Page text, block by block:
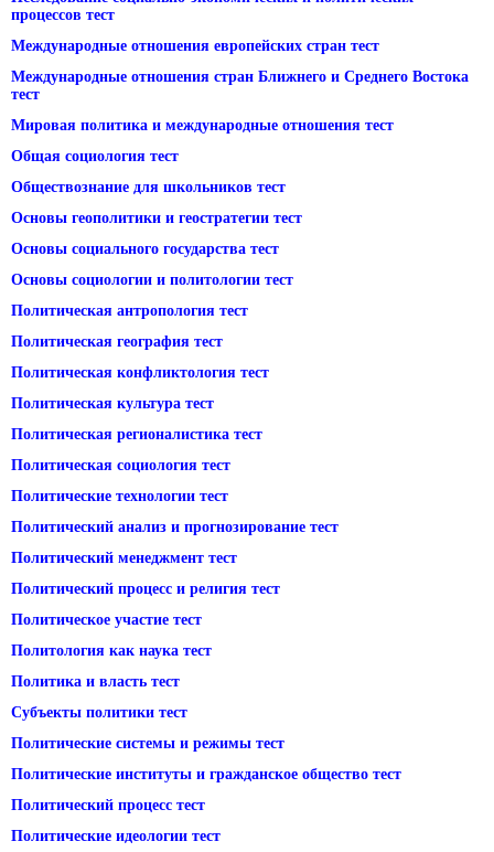
процессов тест
Международные отношения европейских стран тест
Международные отношения стран Ближнего и Среднего Востока
тест
Мировая политика и международные отношения тест
Общая социология тест
Обществознание для школьников тест
Основы геополитики и геостратегии тест
Основы социального государства тест
Основы социологии и политологии тест
Политическая антропология тест
Политическая география тест
Политическая конфликтология тест
Политическая культура тест
Политическая регионалистика тест
Политическая социология тест
Политические технологии тест
Политический анализ и прогнозирование тест
Политический менеджмент тест
Политический процесс и религия тест
Политическое участие тест
Политология как наука тест
Политика и власть тест
Субъекты политики тест
Политические системы и режимы тест
Политические институты и гражданское общество тест
Политический процесс тест
Политические идеологии тест